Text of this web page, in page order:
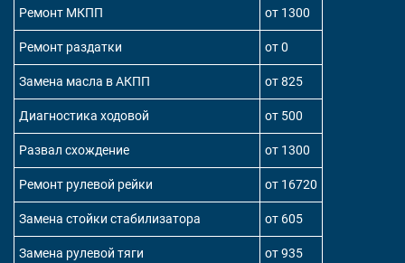
Ремонт МКПП от 1300
Ремонт раздатки от 0
Замена масла в АКПП от 825
Диагностика ходовой от 500
Развал схождение от 1300
Ремонт рулевой рейки от 16720
Замена стойки стабилизатора от 605
Замена рулевой тяги от 935